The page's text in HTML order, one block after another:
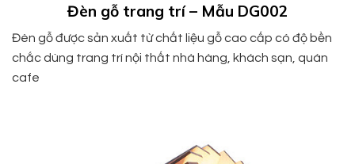
Đèn gỗ trang trí – Mẫu DG002
Đèn gỗ được sản xuất từ chất liệu gỗ cao cấp có độ bền
chắc dùng trang trí nội thất nhà hàng, khách sạn, quán
cafe